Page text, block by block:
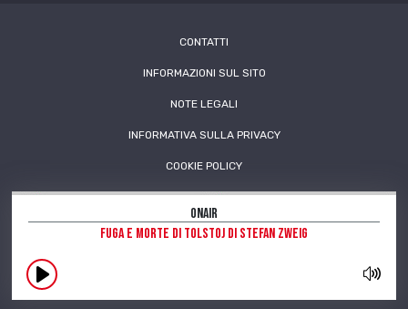
OnAir
Fuga e morte di Tolstoj di Stefan Zweig
CONTATTI
INFORMAZIONI SUL SITO
NOTE LEGALI
INFORMATIVA SULLA PRIVACY
COOKIE POLICY